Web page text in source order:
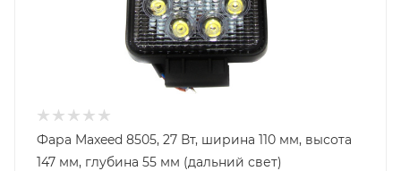
Фара Maxeed 8505, 27 Вт, ширина 110 мм, высота
147 мм, глубина 55 мм (дальний свет)